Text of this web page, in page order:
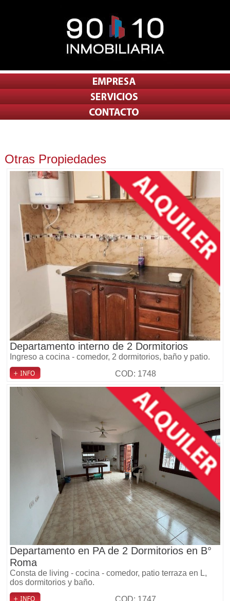
Otras Propiedades
Departamento interno de 2 Dormitorios
Ingreso a cocina - comedor, 2 dormitorios, baño y patio.
COD: 1748
Departamento en PA de 2 Dormitorios en B°
Roma
Consta de living - cocina - comedor, patio terraza en L,
dos dormitorios y baño.